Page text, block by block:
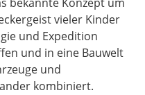
vieler Kinder
und Expedition
und in eine Bauwelt
und
kombiniert.